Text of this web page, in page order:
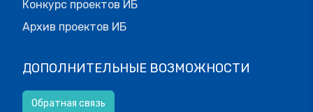
Конкурс проектов ИБ
Архив проектов ИБ
ДОПОЛНИТЕЛЬНЫЕ ВОЗМОЖНОСТИ
Обратная связь